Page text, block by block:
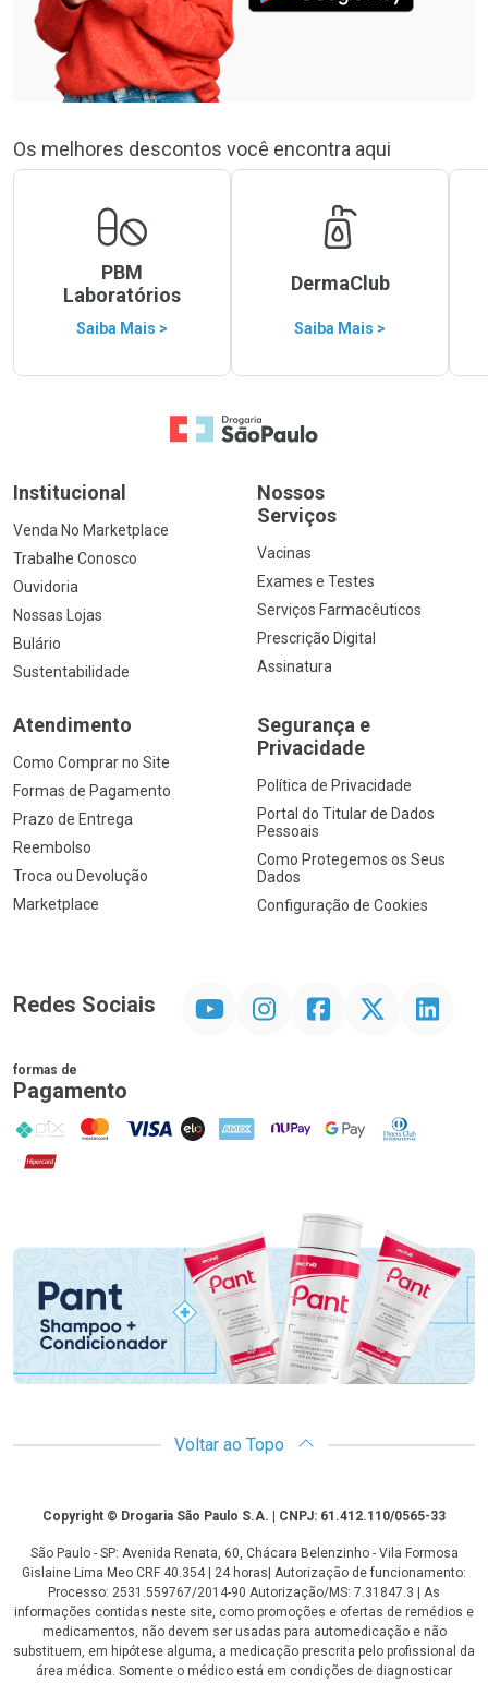
Os melhores descontos você encontra aqui
PBM
Laboratórios
Saiba Mais >
DermaClub
Saiba Mais >
Ir para a Home
Institucional
Venda No Marketplace
Trabalhe Conosco
Ouvidoria
Nossas Lojas
Bulário
Sustentabilidade
Nossos
Serviços
Vacinas
Exames e Testes
Serviços Farmacêuticos
Prescrição Digital
Assinatura
Atendimento
Como Comprar no Site
Formas de Pagamento
Prazo de Entrega
Reembolso
Troca ou Devolução
Marketplace
Segurança e
Privacidade
Política de Privacidade
Portal do Titular de Dados
Pessoais
Como Protegemos os Seus
Dados
Configuração de Cookies
Redes Sociais InstagramFacebookTwitter Linkedin
formas de
Pagamento
PIX MasterCard
VISA ELO AMEX NuPay Google PayDiners Club
Hipercard
Promoção em Destaque
Voltar ao Topo
CopyrightCopyright © Drogaria São Paulo S.A. | CNPJ: 61.412.110/0565-33
São Paulo - SP: Avenida Renata, 60, Chácara Belenzinho - Vila Formosa
Gislaine Lima Meo CRF 40.354 | 24 horas| Autorização de funcionamento:
Processo: 2531.559767/2014-90 Autorização/MS: 7.31847.3 | As
informações contidas neste site, como promoções e ofertas de remédios e
medicamentos, não devem ser usadas para automedicação e não
substituem, em hipótese alguma, a medicação prescrita pelo profissional da
área médica. Somente o médico está em condições de diagnosticar